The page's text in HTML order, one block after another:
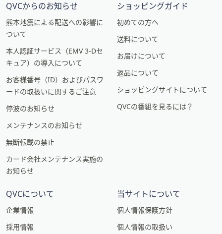
QVCからのお知らせ
熊本地震による配送への影響に
ついて
本人認証サービス（EMV 3-Dセ
キュア）の導入について
お客様番号（ID）およびパスワ
ードの取扱いに関するご注意
停波のお知らせ
メンテナンスのお知らせ
無断転載の禁止
カード会社メンテナンス実施の
お知らせ
ショッピングガイド
初めての方へ
送料について
お届けについて
返品について
ショッピングサイトについて
QVCの番組を見るには？
QVCについて
企業情報
採用情報
当サイトについて
個人情報保護方針
個人情報の取扱い